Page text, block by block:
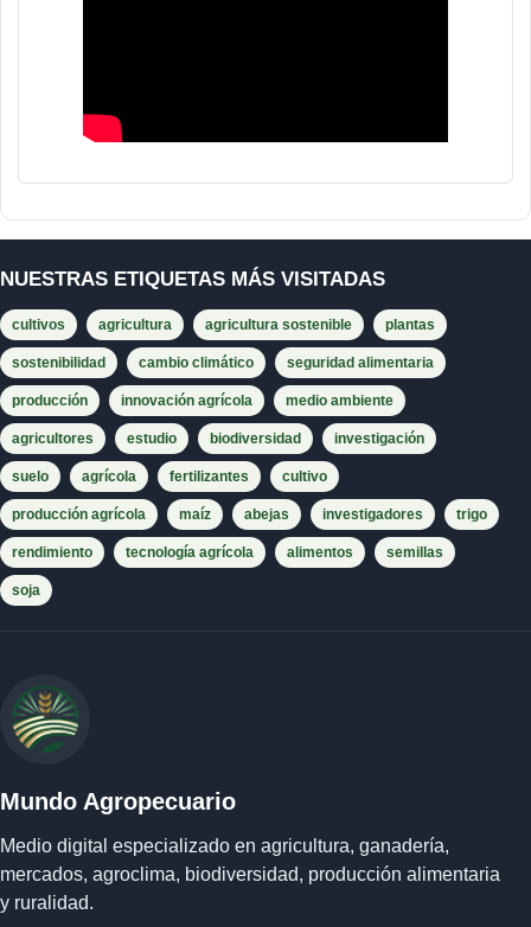
NUESTRAS ETIQUETAS MÁS VISITADAS
cultivos agricultura agricultura sostenible plantas
sostenibilidad cambio climático seguridad alimentaria
producción innovación agrícola medio ambiente
agricultores estudio biodiversidad investigación
suelo agrícola fertilizantes cultivo
producción agrícola maíz abejas investigadores trigo
rendimiento tecnología agrícola alimentos semillas
soja
Mundo Agropecuario
Medio digital especializado en agricultura, ganadería,
mercados, agroclima, biodiversidad, producción alimentaria
y ruralidad.